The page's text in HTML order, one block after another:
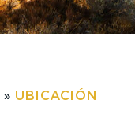
» UBICACIÓN